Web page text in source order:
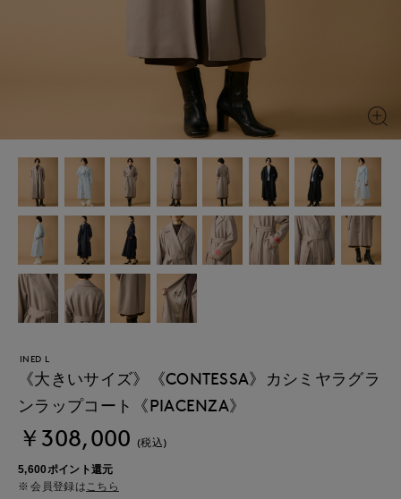
INED L
《大きいサイズ》《CONTESSA》カシミヤラグラ
ンラップコート《PIACENZA》
￥308,000 (税込)
5,600ポイント還元
会員登録は こちら